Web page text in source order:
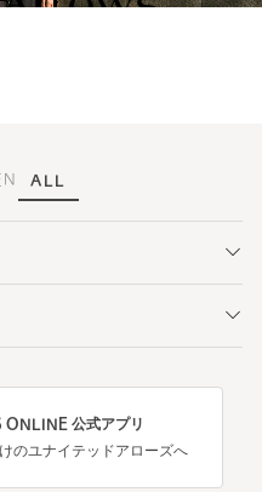
ALL
公式アプリ
のユナイテッドアローズへ